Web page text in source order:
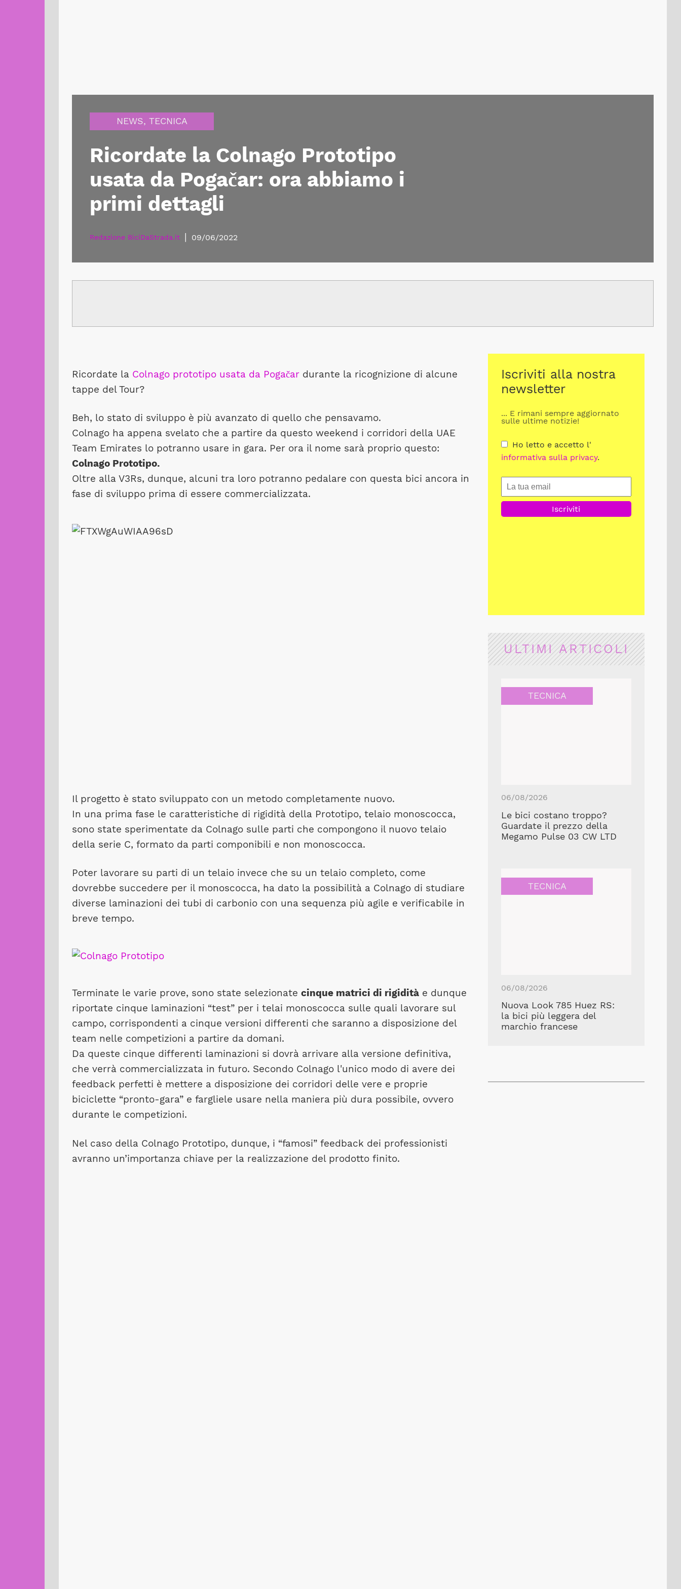
NEWS, TECNICA
Ricordate la Colnago Prototipo
usata da Pogačar: ora abbiamo i
primi dettagli
Redazione BiciDaStrada.it | 09/06/2022
Ricordate la Colnago prototipo usata da Pogačar durante la ricognizione di alcune
tappe del Tour?
Beh, lo stato di sviluppo è più avanzato di quello che pensavamo.
Colnago ha appena svelato che a partire da questo weekend i corridori della UAE
Team Emirates lo potranno usare in gara. Per ora il nome sarà proprio questo:
Colnago Prototipo.
Oltre alla V3Rs, dunque, alcuni tra loro potranno pedalare con questa bici ancora in
fase di sviluppo prima di essere commercializzata.
Il progetto è stato sviluppato con un metodo completamente nuovo.
In una prima fase le caratteristiche di rigidità della Prototipo, telaio monoscocca,
sono state sperimentate da Colnago sulle parti che compongono il nuovo telaio
della serie C, formato da parti componibili e non monoscocca.
Poter lavorare su parti di un telaio invece che su un telaio completo, come
dovrebbe succedere per il monoscocca, ha dato la possibilità a Colnago di studiare
diverse laminazioni dei tubi di carbonio con una sequenza più agile e verificabile in
breve tempo.
Terminate le varie prove, sono state selezionate cinque matrici di rigidità e dunque
riportate cinque laminazioni “test” per i telai monoscocca sulle quali lavorare sul
campo, corrispondenti a cinque versioni differenti che saranno a disposizione del
team nelle competizioni a partire da domani.
Da queste cinque differenti laminazioni si dovrà arrivare alla versione definitiva,
che verrà commercializzata in futuro. Secondo Colnago l'unico modo di avere dei
feedback perfetti è mettere a disposizione dei corridori delle vere e proprie
biciclette “pronto-gara” e fargliele usare nella maniera più dura possibile, ovvero
durante le competizioni.
Nel caso della Colnago Prototipo, dunque, i “famosi” feedback dei professionisti
avranno un’importanza chiave per la realizzazione del prodotto finito.
Iscriviti alla nostra
newsletter
... E rimani sempre aggiornato
sulle ultime notizie!
Ho letto e accetto l'
informativa sulla privacy.
ULTIMI ARTICOLI
TECNICA
06/08/2026
Le bici costano troppo?
Guardate il prezzo della
Megamo Pulse 03 CW LTD
TECNICA
06/08/2026
Nuova Look 785 Huez RS:
la bici più leggera del
marchio francese